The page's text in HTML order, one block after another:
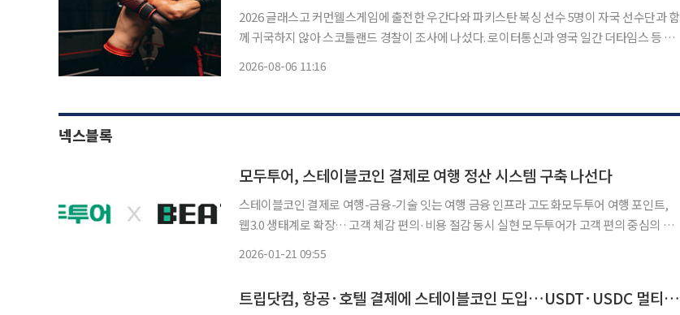
2026 글래스고 커먼웰스게임에 출전한 우간다와 파키스탄 복싱 선수 5명이 자국 선수단과 함
께 귀국하지 않아 스코틀랜드 경찰이 조사에 나섰다. 로이터통신과 영국 일간 더타임스 등 외
2026-08-06 11:16
넥스블록
모두투어, 스테이블코인 결제로 여행 정산 시스템 구축 나선다
스테이블코인 결제로 여행-금융-기술 잇는 여행 금융 인프라 고도화모두투어 여행 포인트,
웹3.0 생태계로 확장… 고객 체감 편의·비용 절감 동시 실현 모두투어가 고객 편의 중심의 디
2026-01-21 09:55
트립닷컴, 항공·호텔 결제에 스테이블코인 도입…USDT·USDC 멀티체인 지원